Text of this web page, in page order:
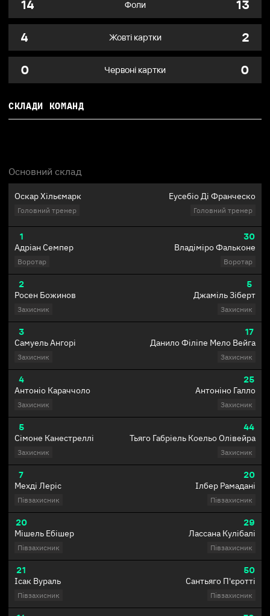
14
Фоли
13
4
Жовті картки
2
0
Червоні картки 0
СКЛАДИ КОМАНД
Основний склад
Оскар Хільємарк
Головний тренер
1
Адріан Семпер
Воротар
2
Росен Божинов
Захисник
3
Самуель Ангорі
Захисник
4
Антоніо Караччоло
Захисник
5
Сімоне Канестреллі
Захисник
7
Мехді Леріс
Півзахисник
20
Мішель Ебішер
Півзахисник
21
Ісак Вураль
Півзахисник
Еусебіо Ді Франческо
Головний тренер
30
Владіміро Фальконе
Воротар
5
Джаміль Зіберт
Захисник
17
Данило Філіпе Мело Вейга
Захисник
25
Антоніно Галло
Захисник
44
Тьяго Габріель Коельо Олівейра
Захисник
20
Ілбер Рамадані
Півзахисник
29
Лассана Кулібалі
Півзахисник
50
Сантьяго П'єротті
Півзахисник